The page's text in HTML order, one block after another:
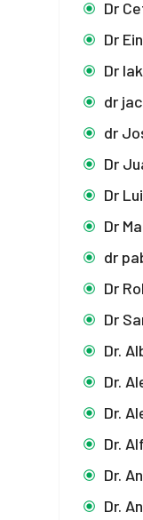
Dr
Dr
Dr
dr
dr
Dr
Dr
Dr
dr
Dr
Dr
Dr.
Dr.
Dr.
Dr.
Dr.
Dr.